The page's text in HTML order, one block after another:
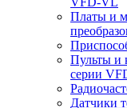
Платы и
Пульты и
серии
Датчики